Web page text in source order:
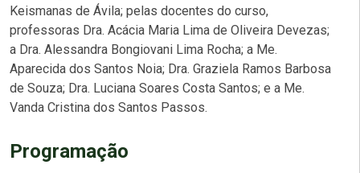
Keismanas de Ávila; pelas docentes do curso,
professoras Dra. Acácia Maria Lima de Oliveira Devezas;
a Dra. Alessandra Bongiovani Lima Rocha; a Me.
Aparecida dos Santos Noia; Dra. Graziela Ramos Barbosa
de Souza; Dra. Luciana Soares Costa Santos; e a Me.
Vanda Cristina dos Santos Passos.
Programação